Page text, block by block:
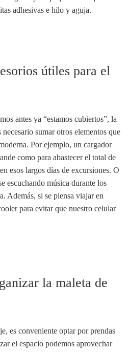
adhesivas e hilo y aguja.
útiles para el
antes ya “estamos cubiertos”, la
sumar otros elementos que
Por ejemplo, un cargador
como para abastecer el total de
esos largos días de excursiones. O
escuchando música durante los
Además, si se piensa viajar en
para evitar que nuestro celular
la maleta de
es conveniente optar por prendas
el espacio podemos aprovechar